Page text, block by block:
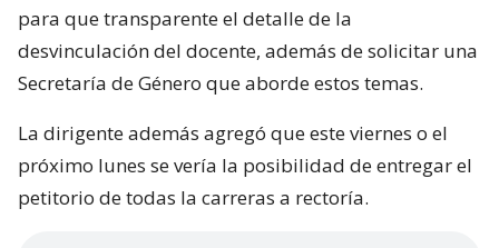
para que transparente el detalle de la
desvinculación del docente, además de solicitar una
Secretaría de Género que aborde estos temas.
La dirigente además agregó que este viernes o el
próximo lunes se vería la posibilidad de entregar el
petitorio de todas la carreras a rectoría.